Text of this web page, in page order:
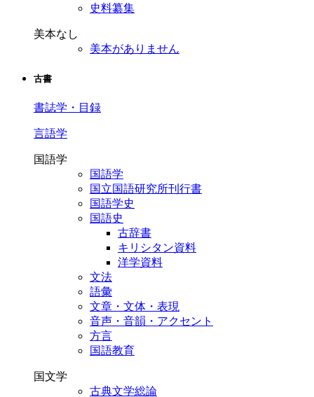
史料纂集
美本なし
美本がありません
古書
書誌学・目録
言語学
国語学
国語学
国立国語研究所刊行書
国語学史
国語史
古辞書
キリシタン資料
洋学資料
文法
語彙
文章・文体・表現
音声・音韻・アクセント
方言
国語教育
国文学
古典文学総論